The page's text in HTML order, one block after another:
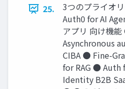
25.
3つのプライオ
Auth0 for AI
アプリ 向け機
Asynchronous
CIBA ● Fine-
for RAG ● Auth
Identity B2B